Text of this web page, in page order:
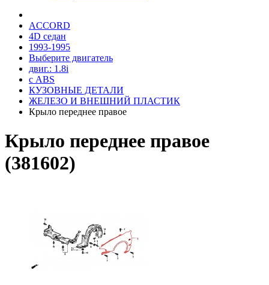
ACCORD
4D седан
1993-1995
Выберите двигатель
двиг.: 1.8i
с ABS
КУЗОВНЫЕ ДЕТАЛИ
ЖЕЛЕЗО И ВНЕШНИЙ ПЛАСТИК
Крыло переднее правое
Крыло переднее правое
(381602)